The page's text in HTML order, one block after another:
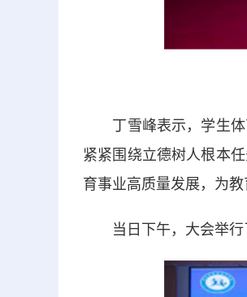
丁雪峰表示，学生体
紧紧围绕立德树人根本
育事业高质量发展，为
当日下午，大会举行